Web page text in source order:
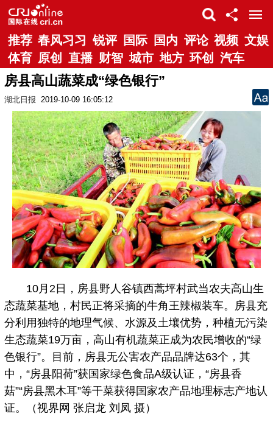
推荐 春风习习 锐评 国际 国内 评论 视频 文娱
体育 原创 直播 财智 城市 地方 环创 汽车
房县高山蔬菜成“绿色银行”
湖北日报 2019-10-09 16:05:12
10月2日，房县野人谷镇西蒿坪村武当农夫高山生
态蔬菜基地，村民正将采摘的牛角王辣椒装车。房县充
分利用独特的地理气候、水源及土壤优势，种植无污染
生态蔬菜19万亩，高山有机蔬菜正成为农民增收的“绿
色银行”。目前，房县无公害农产品品牌达63个，其
中，“房县阳荷”获国家绿色食品A级认证，“房县香
菇”“房县黑木耳”等干菜获得国家农产品地理标志产地认
证。（视界网 张启龙 刘凤 摄）